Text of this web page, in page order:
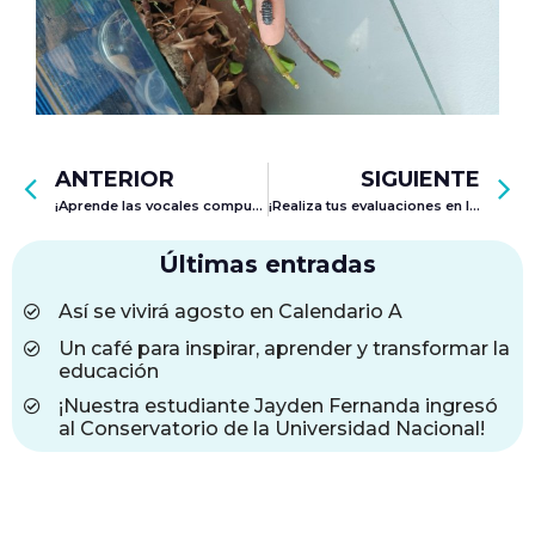
ANTERIOR
¡Aprende las vocales compuestas en coreano, con nuestra estudiante Mariana!
SIGUIENTE
¡Realiza tus evaluaciones en línea – Cal A y Cal B!
Últimas entradas
Así se vivirá agosto en Calendario A
Un café para inspirar, aprender y transformar la
educación
¡Nuestra estudiante Jayden Fernanda ingresó
al Conservatorio de la Universidad Nacional!